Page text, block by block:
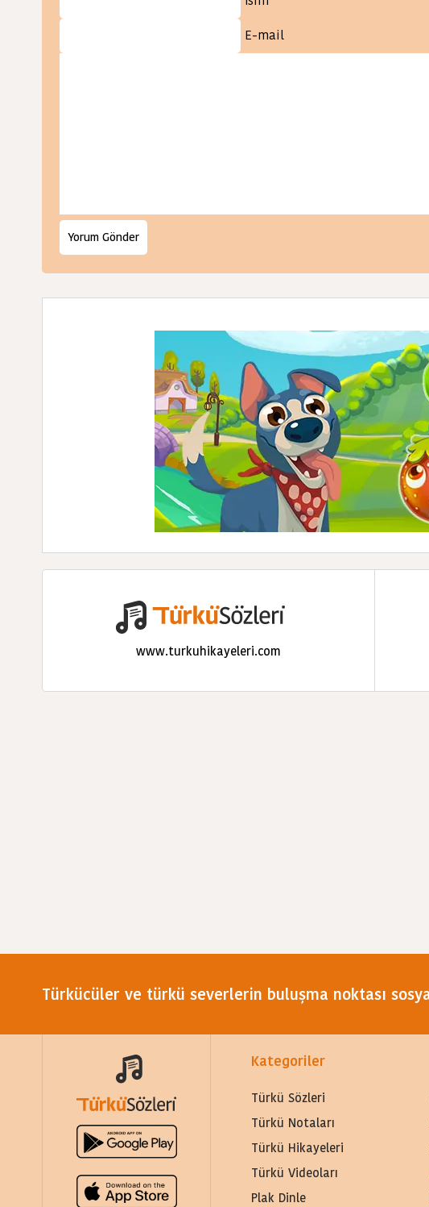
E-mail
www.turkuhikayeleri.com
Türkücüler ve türkü severlerin buluşma noktası
Kategoriler
Türkü Sözleri
Türkü Notaları
Türkü Hikayeleri
Türkü Videoları
Plak Dinle